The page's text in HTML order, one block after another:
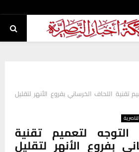
تقنية اللحاف الخرساني بفروع الأنهر لتقليل
التوجه لتعميم تقنية
بفروع الأنهر لتقليل